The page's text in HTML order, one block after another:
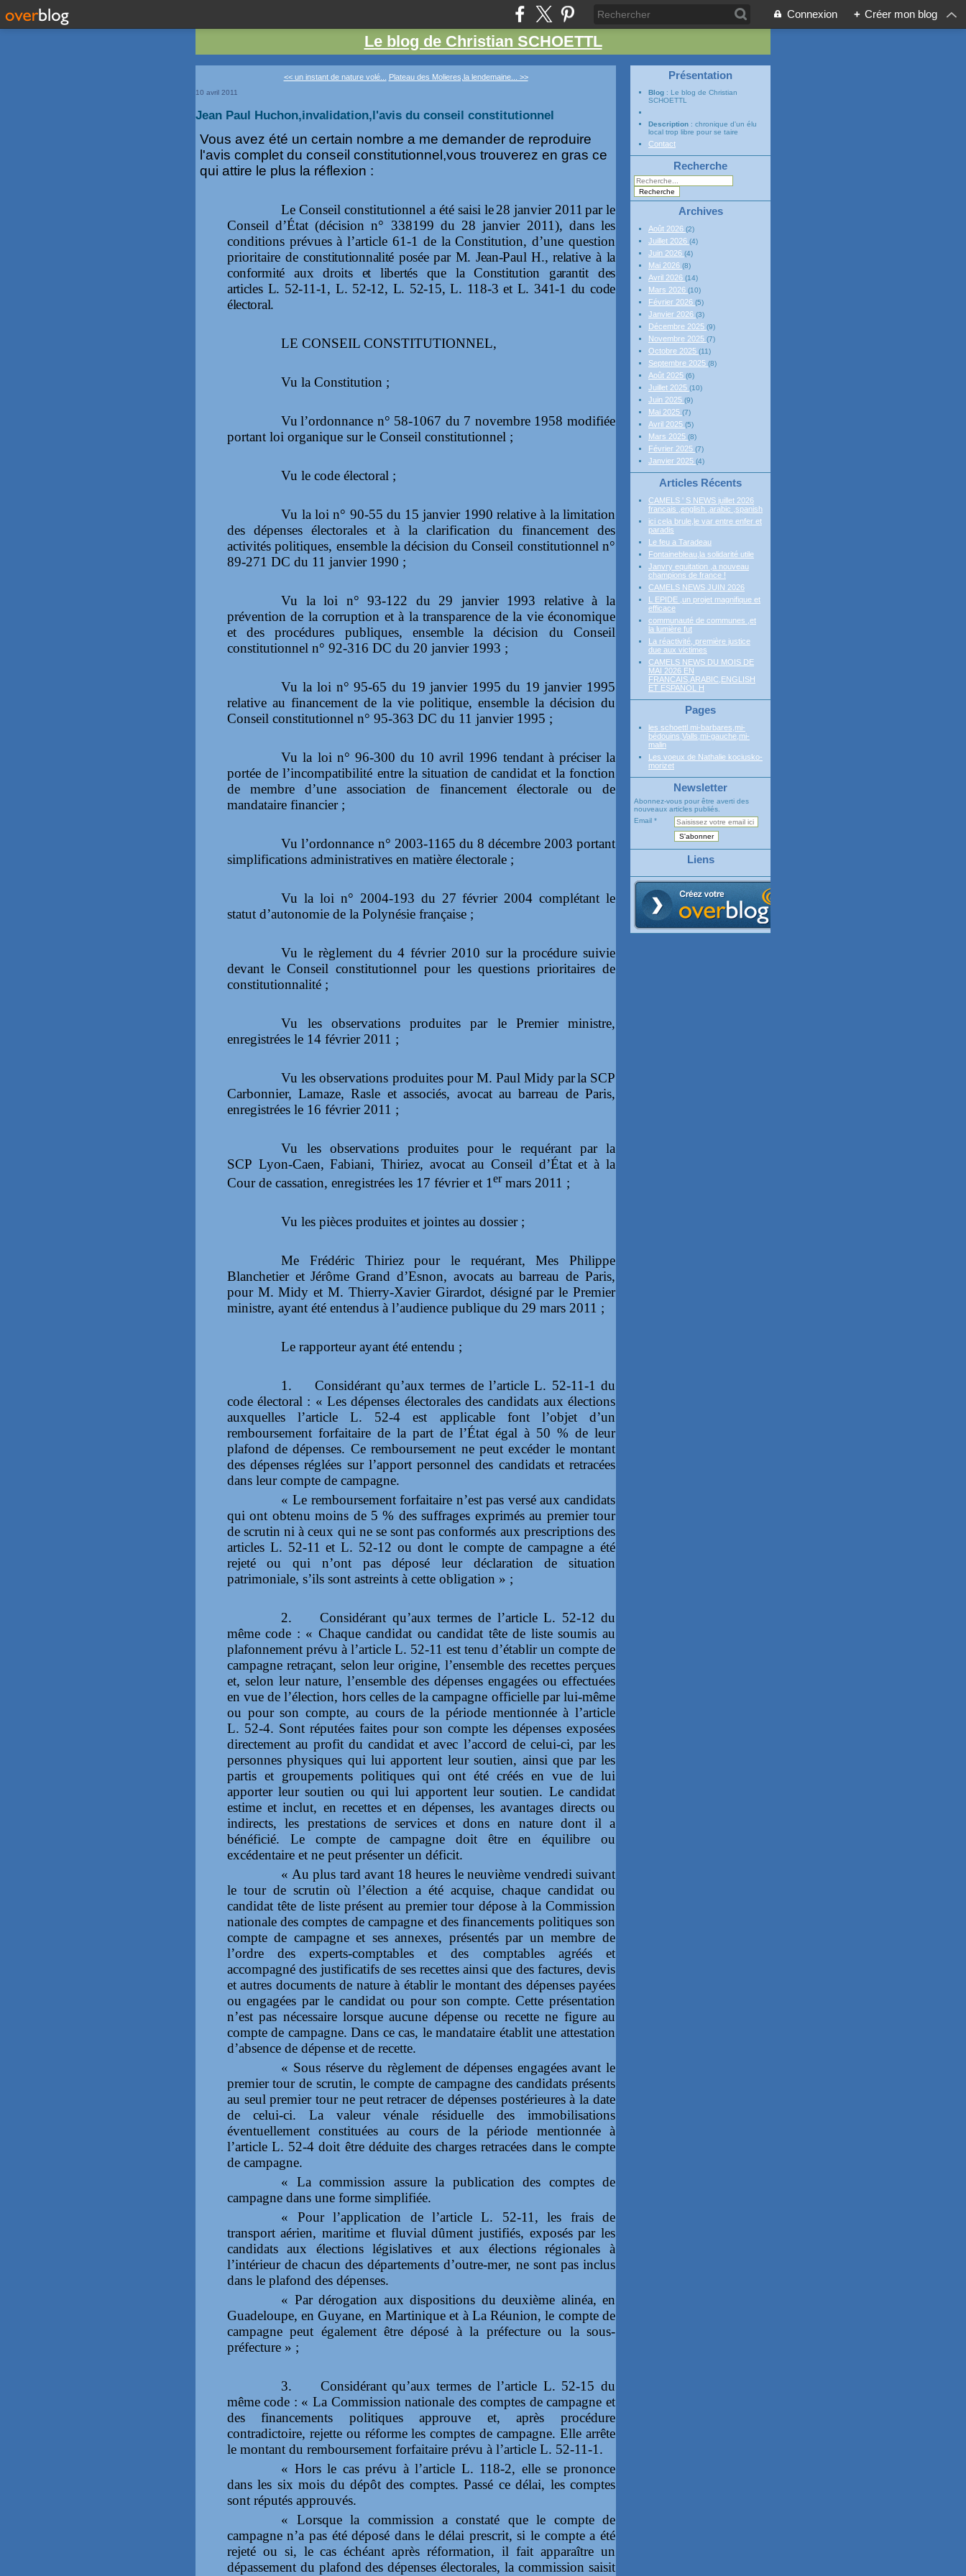
Connexion + Créer mon blog
Le blog de Christian SCHOETTL
<< un instant de nature volé... Plateau des Molieres,la lendemaine... >>
10 avril 2011
Jean Paul Huchon,invalidation,l'avis du conseil constitutionnel
Vous avez été un certain nombre a me demander de reproduire
l'avis complet du conseil constitutionnel,vous trouverez en gras ce
qui attire le plus la réflexion :
Le Conseil constitutionnel a été saisi le 28 janvier 2011 par le
Conseil d’État (décision n° 338199 du 28 janvier 2011), dans les
conditions prévues à l’article 61-1 de la Constitution, d’une question
prioritaire de constitutionnalité posée par M. Jean-Paul H., relative à la
conformité aux droits et libertés que la Constitution garantit des
articles L. 52-11-1, L. 52‑12, L. 52-15, L. 118-3 et L. 341-1 du code
électoral.
LE CONSEIL CONSTITUTIONNEL,
Vu la Constitution ;
Vu l’ordonnance n° 58-1067 du 7 novembre 1958 modifiée
portant loi organique sur le Conseil constitutionnel ;
Vu le code électoral ;
Vu la loi n° 90-55 du 15 janvier 1990 relative à la limitation
des dépenses électorales et à la clarification du financement des
activités politiques, ensemble la décision du Conseil constitutionnel n°
89-271 DC du 11 janvier 1990 ;
Vu la loi n° 93-122 du 29 janvier 1993 relative à la
prévention de la corruption et à la transparence de la vie économique
et des procédures publiques, ensemble la décision du Conseil
constitutionnel n° 92-316 DC du 20 janvier 1993 ;
Vu la loi n° 95-65 du 19 janvier 1995 du 19 janvier 1995
relative au financement de la vie politique, ensemble la décision du
Conseil constitutionnel n° 95-363 DC du 11 janvier 1995 ;
Vu la loi n° 96-300 du 10 avril 1996 tendant à préciser la
portée de l’incompatibilité entre la situation de candidat et la fonction
de membre d’une association de financement électorale ou de
mandataire financier ;
Vu l’ordonnance n° 2003-1165 du 8 décembre 2003 portant
simplifications administratives en matière électorale ;
Vu la loi n° 2004-193 du 27 février 2004 complétant le
statut d’autonomie de la Polynésie française ;
Vu le règlement du 4 février 2010 sur la procédure suivie
devant le Conseil constitutionnel pour les questions prioritaires de
constitutionnalité ;
Vu les observations produites par le Premier ministre,
enregistrées le 14 février 2011 ;
Vu les observations produites pour M. Paul Midy parla SCP
Carbonnier, Lamaze, Rasle et associés, avocat au barreau de Paris,
enregistrées le 16 février 2011 ;
Vu les observations produites pour le requérant par la
SCP Lyon-Caen, Fabiani, Thiriez, avocat au Conseil d’État et à la
Cour de cassation, enregistrées les 17 février et 1 ermars 2011 ;
Vu les pièces produites et jointes au dossier ;
Me Frédéric Thiriez pour le requérant, Mes Philippe
Blanchetier et Jérôme Grand d’Esnon, avocats au barreau de Paris,
pour M. Midy et M. Thierry-Xavier Girardot, désigné par le Premier
ministre, ayant été entendus à l’audience publique du 29 mars 2011 ;
Le rapporteur ayant été entendu ;
1.
Considérant qu’aux termes de l’article L. 52-11-1 du
code électoral : « Les dépenses électorales des candidats aux élections
auxquelles l’article L. 52‑4 est applicable font l’objet d’un
remboursement forfaitaire de la part de l’État égal à 50 % de leur
plafond de dépenses. Ce remboursement ne peut excéder le montant
des dépenses réglées sur l’apport personnel des candidats et retracées
dans leur compte de campagne.
« Le remboursement forfaitaire n’est pas versé aux candidats
qui ont obtenu moins de 5 % des suffrages exprimés au premier tour
de scrutin ni à ceux qui ne se sont pas conformés aux prescriptions des
articles L. 52‑11 et L. 52-12 ou dont le compte de campagne a été
rejeté ou qui n’ont pas déposé leur déclaration de situation
patrimoniale, s’ils sont astreints à cette obligation » ;
2.
Considérant qu’aux termes de l’article L. 52-12 du
même code : « Chaque candidat ou candidat tête de liste soumis au
plafonnement prévu à l’article L. 52-11 est tenu d’établir un compte de
campagne retraçant, selon leur origine, l’ensemble des recettes perçues
et, selon leur nature, l’ensemble des dépenses engagées ou effectuées
en vue de l’élection, hors celles de la campagne officielle par lui-même
ou pour son compte, au cours de la période mentionnée à l’article
L. 52-4. Sont réputées faites pour son compte les dépenses exposées
directement au profit du candidat et avec l’accord de celui-ci, par les
personnes physiques qui lui apportent leur soutien, ainsi que par les
partis et groupements politiques qui ont été créés en vue de lui
apporter leur soutien ou qui lui apportent leur soutien. Le candidat
estime et inclut, en recettes et en dépenses, les avantages directs ou
indirects, les prestations de services et dons en nature dont il a
bénéficié. Le compte de campagne doit être en équilibre ou
excédentaire et ne peut présenter un déficit.
« Au plus tard avant 18 heures le neuvième vendredi suivant
le tour de scrutin où l’élection a été acquise, chaque candidat ou
candidat tête de liste présent au premier tour dépose à la Commission
nationale des comptes de campagne et des financements politiques son
compte de campagne et ses annexes, présentés par un membre de
l’ordre des experts-comptables et des comptables agréés et
accompagné des justificatifs de ses recettes ainsi que des factures, devis
et autres documents de nature à établir le montant des dépenses payées
ou engagées par le candidat ou pour son compte. Cette présentation
n’est pas nécessaire lorsque aucune dépense ou recette ne figure au
compte de campagne. Dans ce cas, le mandataire établit une attestation
d’absence de dépense et de recette.
« Sous réserve du règlement de dépenses engagées avant le
premier tour de scrutin, le compte de campagne des candidats présents
au seul premier tour ne peut retracer de dépenses postérieures à la date
de celui-ci. La valeur vénale résiduelle des immobilisations
éventuellement constituées au cours de la période mentionnée à
l’article L. 52-4 doit être déduite des charges retracées dans le compte
de campagne.
« La commission assure la publication des comptes de
campagne dans une forme simplifiée.
« Pour l’application de l’article L. 52-11, les frais de
transport aérien, maritime et fluvial dûment justifiés, exposés par les
candidats aux élections législatives et aux élections régionales à
l’intérieur de chacun des départements d’outre-mer, ne sont pas inclus
dans le plafond des dépenses.
« Par dérogation aux dispositions du deuxième alinéa, en
Guadeloupe, en Guyane, en Martinique et à La Réunion, le compte de
campagne peut également être déposé à la préfecture ou la sous-
préfecture » ;
3. Considérant qu’aux termes de l’article L. 52-15 du
même code : « La Commission nationale des comptes de campagne et
des financements politiques approuve et, après procédure
contradictoire, rejette ou réforme les comptes de campagne. Elle arrête
le montant du remboursement forfaitaire prévu à l’article L. 52-11-1.
« Hors le cas prévu à l’article L. 118-2, elle se prononce
dans les six mois du dépôt des comptes. Passé ce délai, les comptes
sont réputés approuvés.
« Lorsque la commission a constaté que le compte de
campagne n’a pas été déposé dans le délai prescrit, si le compte a été
rejeté ou si, le cas échéant après réformation, il fait apparaître un
dépassement du plafond des dépenses électorales, la commission saisit
Présentation
Blog : Le blog de Christian
SCHOETTL
Description : chronique d'un élu
local trop libre pour se taire
Contact
Recherche
Archives
Août 2026 (2)
Juillet 2026 (4)
Juin 2026 (4)
Mai 2026 (8)
Avril 2026 (14)
Mars 2026 (10)
Février 2026 (5)
Janvier 2026 (3)
Décembre 2025 (9)
Novembre 2025 (7)
Octobre 2025 (11)
Septembre 2025 (8)
Août 2025 (6)
Juillet 2025 (10)
Juin 2025 (9)
Mai 2025 (7)
Avril 2025 (5)
Mars 2025 (8)
Février 2025 (7)
Janvier 2025 (4)
Articles Récents
CAMELS ' S NEWS juillet 2026
francais ,english ,arabic ,spanish
ici cela brule,le var entre enfer et
paradis
Le feu a Taradeau
Fontainebleau,la solidarité utile
Janvry equitation ,a nouveau
champions de france !
CAMELS NEWS JUIN 2026
L EPIDE ,un projet magnifique et
efficace
communauté de communes ,et
la lumière fut
La réactivité, première justice
due aux victimes
CAMELS NEWS DU MOIS DE
MAI 2026 EN
FRANCAIS,ARABIC,ENGLISH
ET ESPANOL H
Pages
les schoettl mi-barbares,mi-
bédouins,Valls,mi-gauche,mi-
malin
Les voeux de Nathalie kociusko-
morizet
Newsletter
Abonnez-vous pour être averti des
nouveaux articles publiés.
Email
Liens